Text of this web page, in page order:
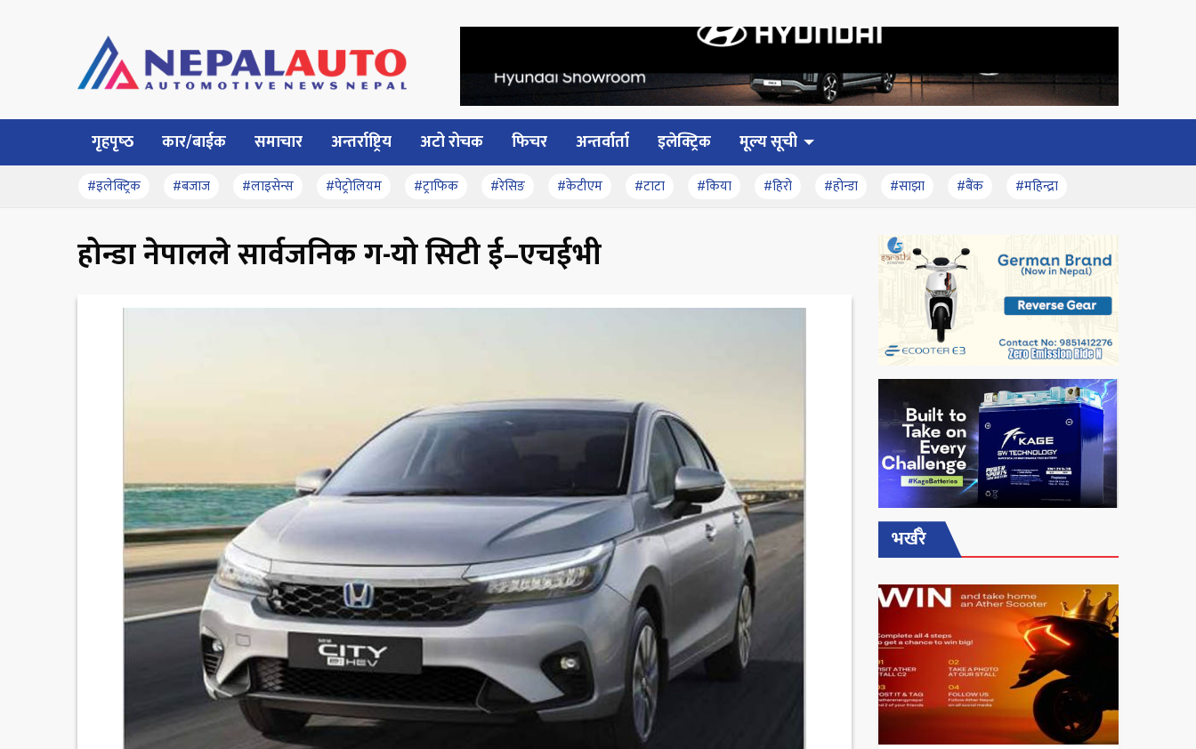
गृहपृष्‍ठ कार/बाईक समाचार अन्तर्राष्ट्रिय अटो रोचक फिचर अन्तर्वार्ता इलेक्ट्रिक मूल्य सूची
#इलेक्ट्रिक #बजाज #लाइसेन्स #पेट्रोलियम #ट्राफिक #रेसिङ #केटीएम #टाटा #किया #हिरो #होन्डा #साझा #बैंक #महिन्द्रा
होन्डा नेपालले सार्वजनिक ग-यो सिटी ई–एचईभी
भर्खरै